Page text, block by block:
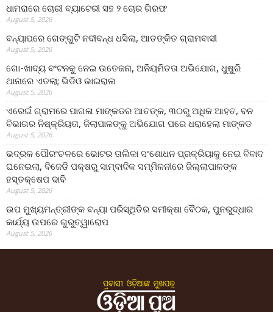
ଧାମରାରେ ଚୋରୀ ବ୍ୟାଟେରୀ ସହ ୨ ଚୋର ଗିରଫ
August 5, 2026
ବନ୍ୟାପରେ ଗେଙ୍ଗୁଟି ନଦୀବନ୍ଧ ଧସିଲା, ଆତଙ୍କିତ ଗ୍ରାମବାସୀ
August 5, 2026
ଗୋ-ଖାଦ୍ୟ ବଂଟନକୁ ନେଇ ଉତେଜନା, ଅନିୟମିତତା ଅଭିଯୋଗ, ଧୁଷୁରି
ଥାନାରେ ଏତଲା; ଭିଡିଓ ଭାଇରାଲ
August 5, 2026
ଏରେଇଁ ଗ୍ରାମରେ ପାଗଳା ମାଙ୍କଡର ଆତଙ୍କ, ୩୦ରୁ ଅଧିକ ଆହତ, ବନ
ବିଭାଗର ନିଷ୍କ୍ରିୟତା, ଜିଲାପାଳଙ୍କୁ ଅଭିଯୋଗ ପରେ ଧରାହେଲା ମାଙ୍କଡ
August 5, 2026
ଭଦ୍ରକ ପୌରଂଚଳରେ ଭୋଟର ତାଲିକା ସଂଶୋଧନ ପ୍ରକ୍ରିୟାକୁ ନେଇ ବିବାଦ
ଘନେଇଲା, ବିଜେଡି ପକ୍ଷରୁ ସାମ୍ବାଦିକ ସମ୍ମିଳନୀରେ ଜିଲ୍ଲାପାଳଙ୍କ
ହସ୍ତକ୍ଷେପ ଦାବି
August 5, 2026
ଉପ ମୁଖ୍ୟମନ୍ତ୍ରୀଙ୍କ ବନ୍ୟା ପରିସ୍ଥିତିର ସମୀକ୍ଷା ବୈଠକ, ପୁନରୁଦ୍ଧାର
କାର୍ଯ୍ୟ ଉପରେ ଗୁରୁତ୍ୱାରୋପ
August 5, 2026